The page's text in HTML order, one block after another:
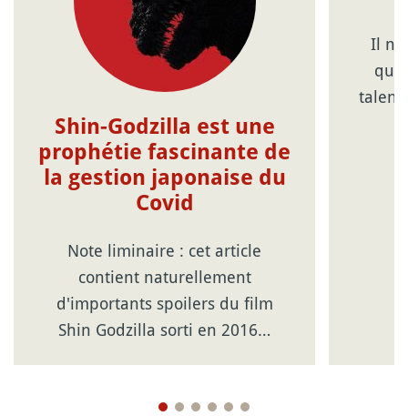
Shin-Godzilla est une
prophétie fascinante de
la gestion japonaise du
Covid
Note liminaire : cet article
contient naturellement
d'importants spoilers du film
Shin Godzilla sorti en 2016…
Il
talent